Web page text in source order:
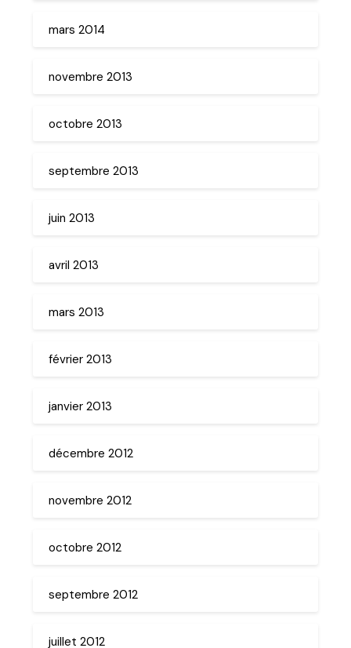
mars 2014
novembre 2013
octobre 2013
septembre 2013
juin 2013
avril 2013
mars 2013
février 2013
janvier 2013
décembre 2012
novembre 2012
octobre 2012
septembre 2012
juillet 2012